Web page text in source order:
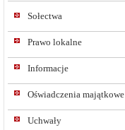
Sołectwa
Prawo lokalne
Informacje
Oświadczenia majątkowe
Uchwały